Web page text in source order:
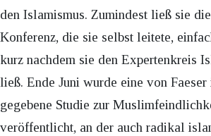
den Islamismus. Zumindest ließ sie
Konferenz, die sie selbst leitete,
kurz nachdem sie den Expertenkreis
ließ. Ende Juni wurde eine von
gegebene Studie zur
veröffentlicht, an der auch radikal